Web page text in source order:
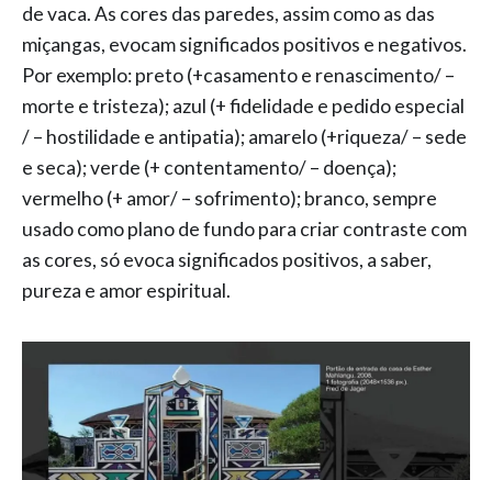
de vaca. As cores das paredes, assim como as das
miçangas, evocam significados positivos e negativos.
Por exemplo: preto (+casamento e renascimento/ –
morte e tristeza); azul (+ fidelidade e pedido especial
/ – hostilidade e antipatia); amarelo (+riqueza/ – sede
e seca); verde (+ contentamento/ – doença);
vermelho (+ amor/ – sofrimento); branco, sempre
usado como plano de fundo para criar contraste com
as cores, só evoca significados positivos, a saber,
pureza e amor espiritual.